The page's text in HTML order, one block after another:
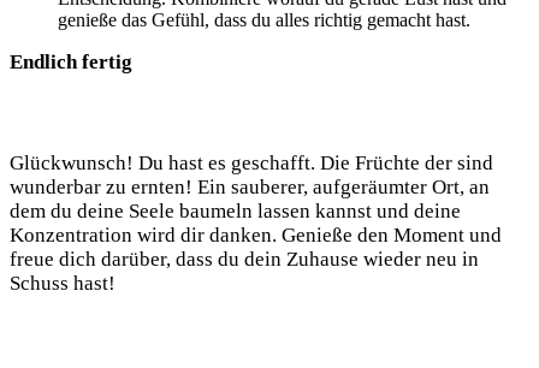
genieße das Gefühl, dass du alles richtig gemacht hast.
Endlich fertig
Glückwunsch! Du hast es geschafft. Die Früchte der sind
wunderbar zu ernten! Ein sauberer, aufgeräumter Ort, an
dem du deine Seele baumeln lassen kannst und deine
Konzentration wird dir danken. Genieße den Moment und
freue dich darüber, dass du dein Zuhause wieder neu in
Schuss hast!